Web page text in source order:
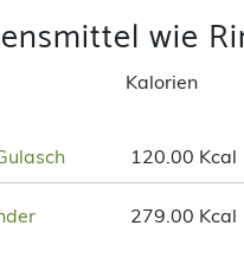
wie
Kalorien
120.00 Kcal
279.00 Kcal